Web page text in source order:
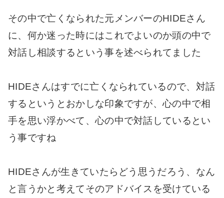
その中で亡くなられた元メンバーのHIDEさん
に、何か迷った時にはこれでよいのか頭の中で
対話し相談するという事を述べられてました
HIDEさんはすでに亡くなられているので、対話
するというとおかしな印象ですが、心の中で相
手を思い浮かべて、心の中で対話しているとい
う事ですね
HIDEさんが生きていたらどう思うだろう、なん
と言うかと考えてそのアドバイスを受けている